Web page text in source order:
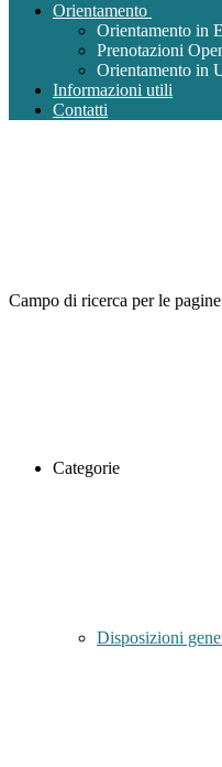
Orientamento
Orientamento in
Prenotazioni
Orientamento in
Informazioni utili
Contatti
Campo di ricerca per le
Categorie
Disposizioni